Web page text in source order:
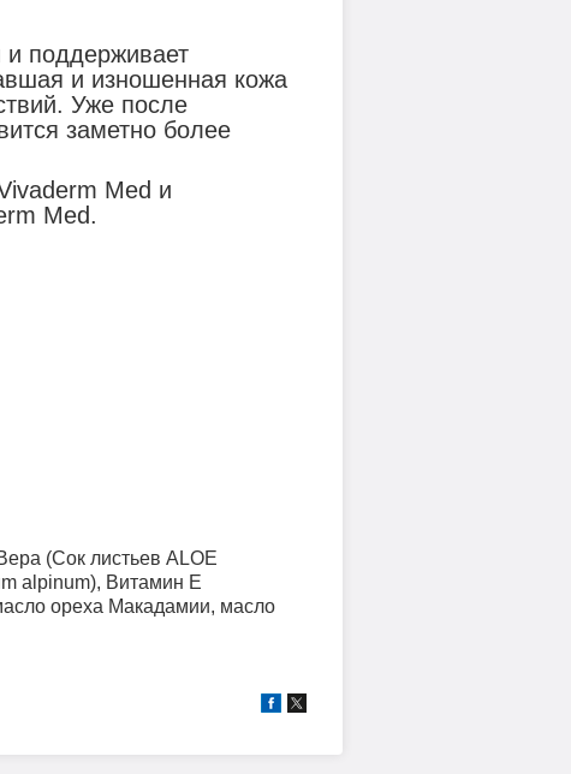
и поддерживает
и изношенная кожа
Уже после
заметно более
Med и
Med.
(Сок листьев ALOE
alpinum), Витамин Е
ореха Макадамии, масло